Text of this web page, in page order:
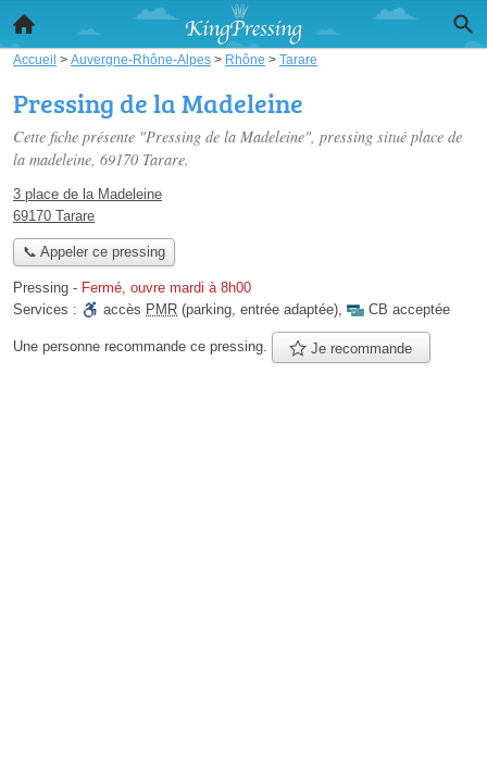
Accueil > Auvergne-Rhône-Alpes > Rhône > Tarare
Pressing de la Madeleine
Cette fiche présente "Pressing de la Madeleine", pressing situé place de
la madeleine, 69170 Tarare.
3 place de la Madeleine
69170 Tarare
📞 Appeler ce pressing
Pressing - Fermé, ouvre mardi à 8h00
Services :
accès PMR (parking, entrée adaptée), CB acceptée
Une personne recommande ce pressing. Je recommande